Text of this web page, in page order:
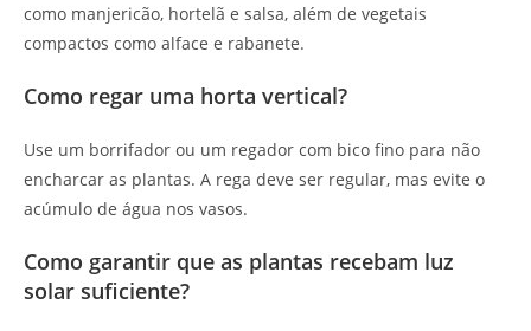
como manjericão, hortelã e salsa, além de vegetais
compactos como alface e rabanete.
Como regar uma horta vertical?
Use um borrifador ou um regador com bico fino para não
encharcar as plantas. A rega deve ser regular, mas evite o
acúmulo de água nos vasos.
Como garantir que as plantas recebam luz
solar suficiente?